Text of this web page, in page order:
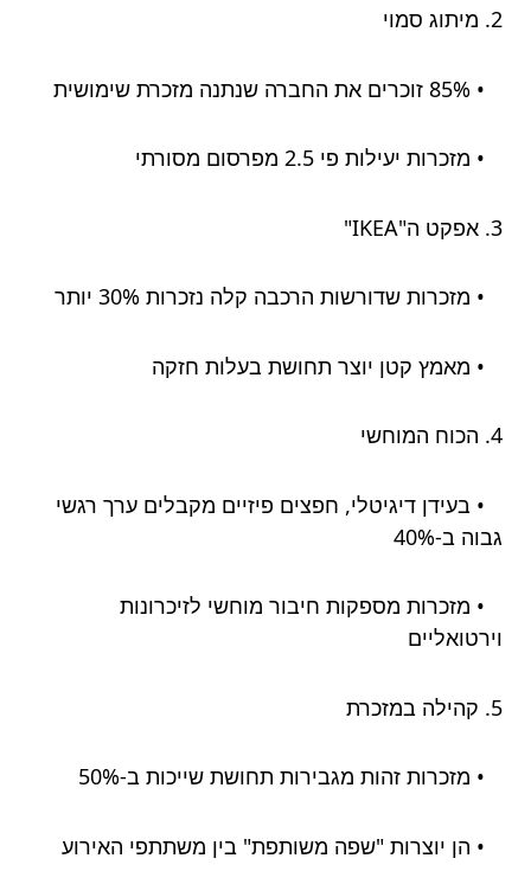
2. מיתוג סמוי
• 85% זוכרים את החברה שנתנה מזכרת שימושית
• מזכרות יעילות פי 2.5 מפרסום מסורתי
3. אפקט ה"IKEA"
• מזכרות שדורשות הרכבה קלה נזכרות 30% יותר
• מאמץ קטן יוצר תחושת בעלות חזקה
4. הכוח המוחשי
• בעידן דיגיטלי, חפצים פיזיים מקבלים ערך רגשי
גבוה ב-40%
• מזכרות מספקות חיבור מוחשי לזיכרונות
וירטואליים
5. קהילה במזכרת
• מזכרות זהות מגבירות תחושת שייכות ב-50%
• הן יוצרות "שפה משותפת" בין משתתפי האירוע